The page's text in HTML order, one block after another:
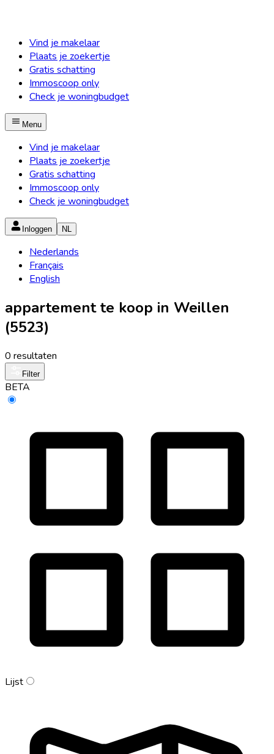
Vind je makelaar
Plaats je zoekertje
Gratis schatting
Immoscoop only
Check je woningbudget
Menu
Vind je makelaar
Plaats je zoekertje
Gratis schatting
Immoscoop only
Check je woningbudget
Inloggen NL
Nederlands
Français
English
appartement te koop in Weillen
(5523)
0 resultaten
Filter
BETA
Lijst